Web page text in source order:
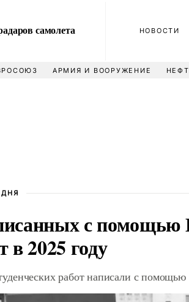
самолета
НОВОСТИ
АРМИЯ И ВООРУЖЕНИЕ
с
в 2025 году
работ написали с